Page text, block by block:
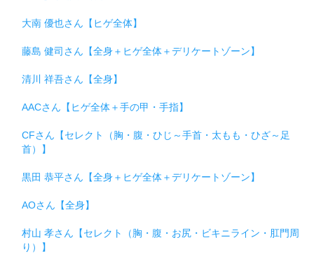
大南 優也さん【ヒゲ全体】
藤島 健司さん【全身＋ヒゲ全体＋デリケートゾーン】
清川 祥吾さん【全身】
AACさん【ヒゲ全体＋手の甲・手指】
CFさん【セレクト（胸・腹・ひじ～手首・太もも・ひざ～足
首）】
黒田 恭平さん【全身＋ヒゲ全体＋デリケートゾーン】
AOさん【全身】
村山 孝さん【セレクト（胸・腹・お尻・ビキニライン・肛門周
り）】